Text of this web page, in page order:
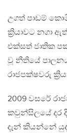
උගත් පාඩම්
ක්‍රියාවට නගා
එක්සත් ජාතික
වූ නීතියේ
රාජපක්ෂවරු
2009 වසරේ
කවුන්සිලයේ දර
දැන් කියන්නේ